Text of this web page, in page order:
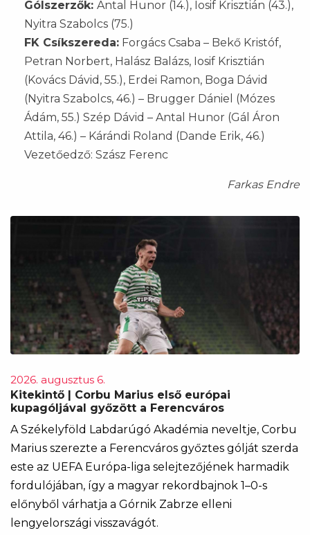
Gólszerzők: Antal Hunor (14.), Iosif Krisztián (43.),
Nyitra Szabolcs (75.)
FK Csíkszereda: Forgács Csaba – Bekő Kristóf,
Petran Norbert, Halász Balázs, Iosif Krisztián
(Kovács Dávid, 55.), Erdei Ramon, Boga Dávid
(Nyitra Szabolcs, 46.) – Brugger Dániel (Mózes
Ádám, 55.) Szép Dávid – Antal Hunor (Gál Áron
Attila, 46.) – Kárándi Roland (Dande Erik, 46.)
Vezetőedző: Szász Ferenc
Farkas Endre
2026. augusztus 6.
Kitekintő | Corbu Marius első európai
kupagóljával győzött a Ferencváros
A Székelyföld Labdarúgó Akadémia neveltje, Corbu
Marius szerezte a Ferencváros győztes gólját szerda
este az UEFA Európa-liga selejtezőjének harmadik
fordulójában, így a magyar rekordbajnok 1–0-s
előnyből várhatja a Górnik Zabrze elleni
lengyelországi visszavágót.